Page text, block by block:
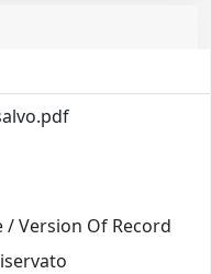
/ Version Of Record